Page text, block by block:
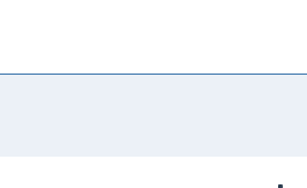
können wir gerne in Ruhe